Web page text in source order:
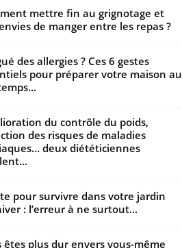
mettre fin au grignotage et
de manger entre les repas ?
des allergies ? Ces 6 gestes
pour préparer votre maison au
du contrôle du poids,
des risques de maladies
deux diététiciennes
pour survivre dans votre jardin
: l’erreur à ne surtout...
êtes plus dur envers vous-même